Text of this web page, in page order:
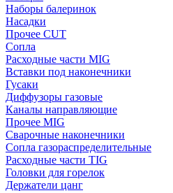
Наборы балеринок
Насадки
Прочее CUT
Сопла
Расходные части MIG
Вставки под наконечники
Гусаки
Диффузоры газовые
Каналы направляющие
Прочее MIG
Сварочные наконечники
Сопла газораспределительные
Расходные части TIG
Головки для горелок
Держатели цанг